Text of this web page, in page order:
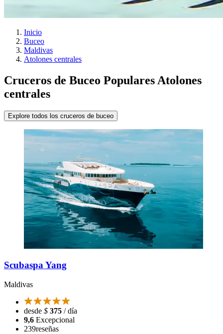
Inicio
Buceo
Maldivas
Atolones centrales
Cruceros de Buceo Populares Atolones
centrales
Explore todos los cruceros de buceo
Scubaspa Yang
Maldivas
desde $ 375 / día
9,6 Excepcional
239reseñas